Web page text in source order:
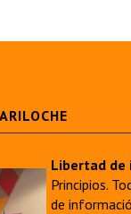
Libertad de
Principios.
de